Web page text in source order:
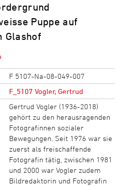
Puppe auf
Glashof
F 5107-Na-08-049-007
F_5107 Vogler, Gertrud
Gertrud Vogler (1936-2018)
gehört zu den herausragenden
Fotografinnen sozialer
Bewegungen. Seit 1976 war sie
zuerst als freischaffende
Fotografin tätig, zwischen 1981
und 2000 war Vogler zudem
Bildredaktorin und Fotografin